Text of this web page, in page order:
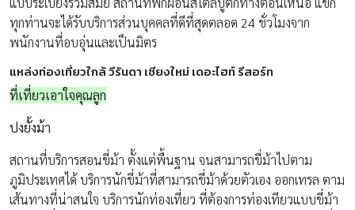
ทุกท่านจะได้รับบริการส่วนบุคคลที่ดีที่สุดตลอด 24 ชั่วโมงจาก
พนักงานที่อบอุ่นและเป็นมิตร
แหล่งท่องเที่ยวใกล้ วีรันดา เชียงใหม่ เดอะไฮท์ รีสอร์ท
ที่เที่ยวเอาใจคุณลูก
ปงยั้งม้า
สถานที่บริการสอนขี่ม้า ตั้งแต่พื้นฐาน จนสามารถขี่ม้าไปตาม
ภูมิประเทศได้ บริการนักขี่ม้าที่สามารถขี่ม้าด้วยตัวเอง ออกเทรล ตาม
เส้นทางที่น่าสนใจ บริการนักท่องเที่ยว ที่ต้องการท่องเทียวแบบขี่ม้า